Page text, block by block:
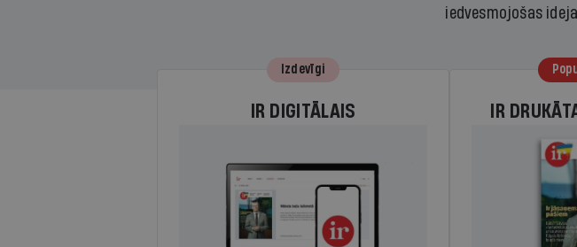
iedvesmojošas
Izdevīgi
IR DIGITĀLAIS IR